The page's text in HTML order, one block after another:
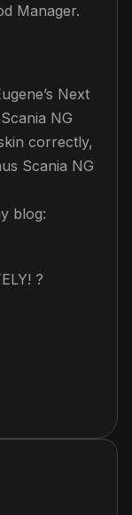
Manager.
Next
NG
correctly,
Scania NG
blog:
?